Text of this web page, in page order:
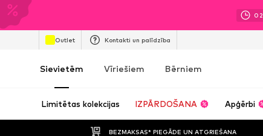
02
Outlet Kontakti un palīdzība
Sievietēm Vīriešiem Bērniem
Limitētas kolekcijas IZPĀRDOŠANA Apģērbi
BEZMAKSAS* PIEGĀDE UN ATGRIEŠANA